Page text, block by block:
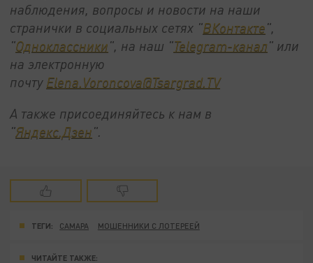
наблюдения, вопросы и новости на наши
странички в социальных сетях "ВКонтакте",
"Одноклассники", на наш "Telegram-канал" или
на электронную
почту Elena.Voroncova@Tsargrad.TV
А также присоединяйтесь к нам в
"Яндекс.Дзен".
ТЕГИ: САМАРА МОШЕННИКИ С ЛОТЕРЕЕЙ
ЧИТАЙТЕ ТАКЖЕ: